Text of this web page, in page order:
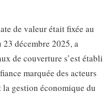
de valeur était fixée au
23 décembre 2025, a
de couverture s’est établi
marquée des acteurs
gestion économique du